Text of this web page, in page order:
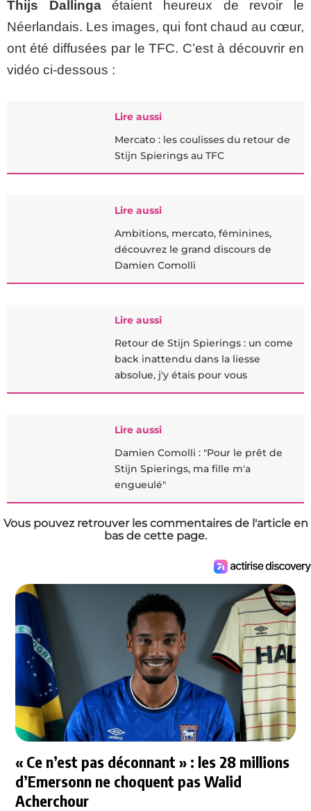
Thijs Dallingaétaient heureux de revoir le
Néerlandais. Les images, qui font chaud au cœur,
ont été diffusées par le TFC. C’est à découvrir en
vidéo ci-dessous :
Lire aussi
Mercato : les coulisses du retour de
Stijn Spierings au TFC
Lire aussi
Ambitions, mercato, féminines,
découvrez le grand discours de
Damien Comolli
Lire aussi
Retour de Stijn Spierings : un come
back inattendu dans la liesse
absolue, j'y étais pour vous
Lire aussi
Damien Comolli : "Pour le prêt de
Stijn Spierings, ma fille m'a
engueulé"
Vous pouvez retrouver les commentaires de l'article en
bas de cette page.
« Ce n’est pas déconnant » : les 28 millions
d’Emersonn ne choquent pas Walid
Acherchour